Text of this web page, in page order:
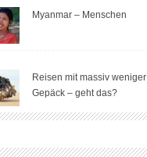
Myanmar – Menschen
Reisen mit massiv weniger
Gepäck – geht das?